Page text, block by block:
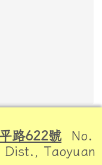
路622號 No.
Dist., Taoyuan